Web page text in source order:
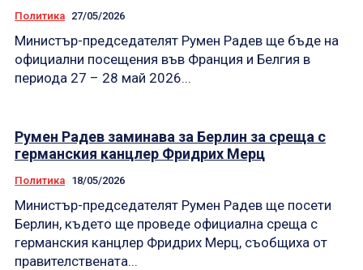
Политика 27/05/2026
Министър-председателят Румен Радев ще бъде на
официални посещения във Франция и Белгия в
периода 27 – 28 май 2026...
Румен Радев заминава за Берлин за среща с
германския канцлер Фридрих Мерц
Политика 18/05/2026
Министър-председателят Румен Радев ще посети
Берлин, където ще проведе официална среща с
германския канцлер Фридрих Мерц, съобщиха от
правителствената...